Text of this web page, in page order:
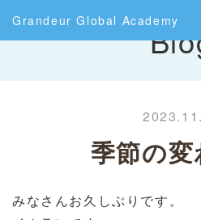
Grandeur Global Academy
季節の変
みなさんお久しぶりです。